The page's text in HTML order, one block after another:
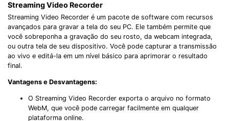
Streaming Video Recorder
Streaming Video Recorder é um pacote de software com recursos
avançados para gravar a tela do seu PC. Ele também permite que
você sobreponha a gravação do seu rosto, da webcam integrada,
ou outra tela de seu dispositivo. Você pode capturar a transmissão
ao vivo e editá-la em um nível básico para aprimorar o resultado
final.
Vantagens e Desvantagens:
O Streaming Video Recorder exporta o arquivo no formato
WebM, que você pode carregar facilmente em qualquer
plataforma online.